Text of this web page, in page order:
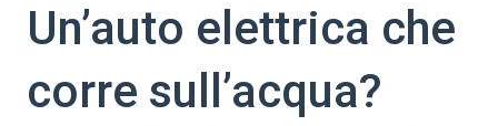
Un’auto elettrica che
corre sull’acqua?